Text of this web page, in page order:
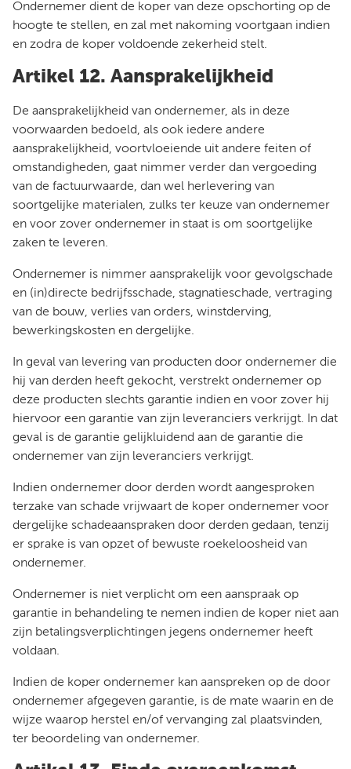
Ondernemer dient de koper van deze opschorting op de
hoogte te stellen, en zal met nakoming voortgaan indien
en zodra de koper voldoende zekerheid stelt.
Artikel 12. Aansprakelijkheid
De aansprakelijkheid van ondernemer, als in deze
voorwaarden bedoeld, als ook iedere andere
aansprakelijkheid, voortvloeiende uit andere feiten of
omstandigheden, gaat nimmer verder dan vergoeding
van de factuurwaarde, dan wel herlevering van
soortgelijke materialen, zulks ter keuze van ondernemer
en voor zover ondernemer in staat is om soortgelijke
zaken te leveren.
Ondernemer is nimmer aansprakelijk voor gevolgschade
en (in)directe bedrijfsschade, stagnatieschade, vertraging
van de bouw, verlies van orders, winstderving,
bewerkingskosten en dergelijke.
In geval van levering van producten door ondernemer die
hij van derden heeft gekocht, verstrekt ondernemer op
deze producten slechts garantie indien en voor zover hij
hiervoor een garantie van zijn leveranciers verkrijgt. In dat
geval is de garantie gelijkluidend aan de garantie die
ondernemer van zijn leveranciers verkrijgt.
Indien ondernemer door derden wordt aangesproken
terzake van schade vrijwaart de koper ondernemer voor
dergelijke schadeaanspraken door derden gedaan, tenzij
er sprake is van opzet of bewuste roekeloosheid van
ondernemer.
Ondernemer is niet verplicht om een aanspraak op
garantie in behandeling te nemen indien de koper niet aan
zijn betalingsverplichtingen jegens ondernemer heeft
voldaan.
Indien de koper ondernemer kan aanspreken op de door
ondernemer afgegeven garantie, is de mate waarin en de
wijze waarop herstel en/of vervanging zal plaatsvinden,
ter beoordeling van ondernemer.